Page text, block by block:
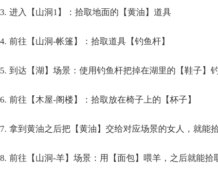
3. 进入【山洞1】：拾取地面的【黄油】道具
4. 前往【山洞-帐篷】：拾取道具【钓鱼杆】
5. 到达【湖】场景：使用钓鱼杆把掉在湖里的【鞋子】
6. 前往【木屋-阁楼】：拾取放在椅子上的【杯子】
7. 拿到黄油之后把【黄油】交给对应场景的女人，就能
8. 前往【山洞-羊】场景：用【面包】喂羊，之后就能拾